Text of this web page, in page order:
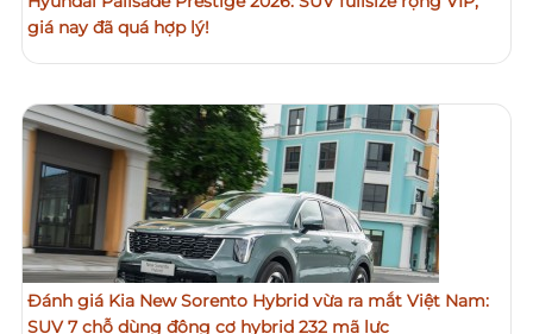
giá nay đã quá hợp lý!
Đánh giá Kia New Sorento Hybrid vừa ra mắt Việt Nam:
SUV 7 chỗ dùng động cơ hybrid 232 mã lực